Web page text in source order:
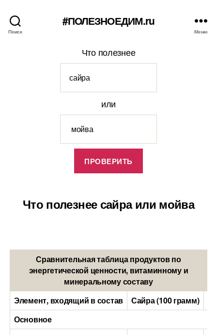
Поиск
#ПОЛЕЗНОЕДИМ.ru
Меню
Что полезнее
или
Что полезнее сайра или мойва
Сравнительная таблица продуктов по
энергетической ценности, витаминному и
минеральному составу
Элемент, входящий в состав
Сайра (100 грамм)
Основное